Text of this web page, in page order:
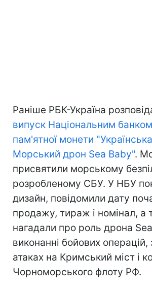
Раніше РБК-Україна
випуск Національним
пам'ятної монети
Морський дрон Sea Baby".
присвятили морському
розробленому СБУ. У НБУ
дизайн, повідомили дату
продажу, тираж і номінал, а
нагадали про роль дрона
виконанні бойових
атаках на Кримський міст і
Чорноморського флоту РФ.